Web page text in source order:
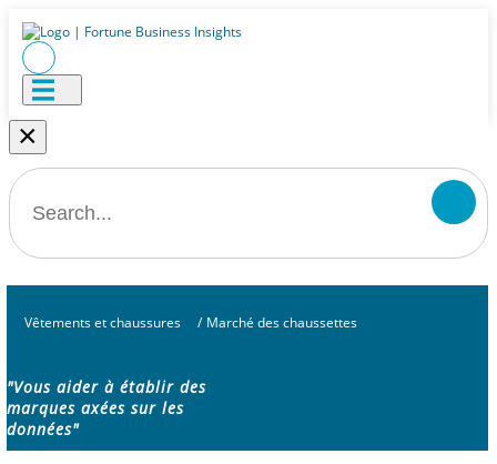
×
Vêtements et chaussures / Marché des chaussettes
"Vous aider à établir des
marques axées sur les
données"